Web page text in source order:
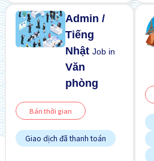
Admin /
Tiếng
NhậtJob in
Văn
phòng
Bán thời gian
Giao dịch đã thanh toán